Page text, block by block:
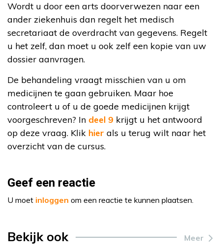
Wordt u door een arts doorverwezen naar een
ander ziekenhuis dan regelt het medisch
secretariaat de overdracht van gegevens. Regelt
u het zelf, dan moet u ook zelf een kopie van uw
dossier aanvragen.
De behandeling vraagt misschien van u om
medicijnen te gaan gebruiken. Maar hoe
controleert u of u de goede medicijnen krijgt
voorgeschreven? In deel 9 krijgt u het antwoord
op deze vraag. Klik hier als u terug wilt naar het
overzicht van de cursus.
Geef een reactie
U moet inloggen om een reactie te kunnen plaatsen.
Bekijk ook Meer